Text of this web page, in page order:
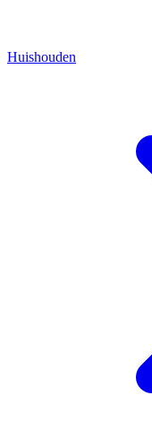
Huishouden